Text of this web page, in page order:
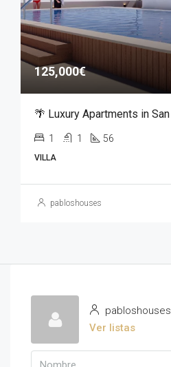
125,000€
1 1 56
VILLA
pabloshouses
pabloshouses
Ver listas